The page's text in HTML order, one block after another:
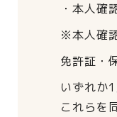
・本人確
※本人確
免許証・
いずれか
これらを